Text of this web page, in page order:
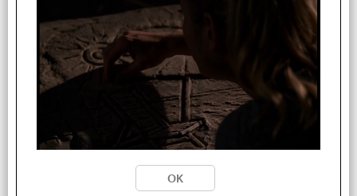
GOOBAY Caricabatterie Wireless Fast Qi Stand 5W